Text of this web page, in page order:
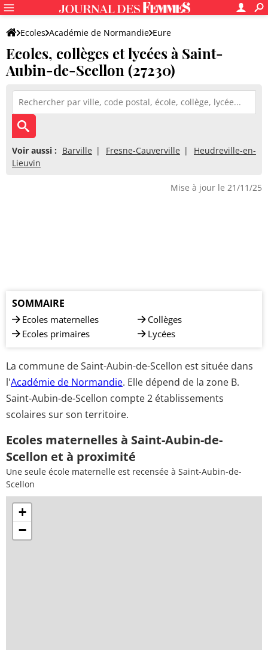
Ecoles Académie de Normandie Eure
Ecoles, collèges et lycées à Saint-
Aubin-de-Scellon (27230)
Voir aussi : Barville Fresne-Cauverville
Heudreville-en-
Lieuvin
Mise à jour le 21/11/25
SOMMAIRE
Ecoles maternelles
Ecoles primaires
Collèges
Lycées
La commune de Saint-Aubin-de-Scellon est située dans
l'Académie de Normandie. Elle dépend de la zone B.
Saint-Aubin-de-Scellon compte 2 établissements
scolaires sur son territoire.
Ecoles maternelles à Saint-Aubin-de-
Scellon et à proximité
Une seule école maternelle est recensée à Saint-Aubin-de-
Scellon
+
−